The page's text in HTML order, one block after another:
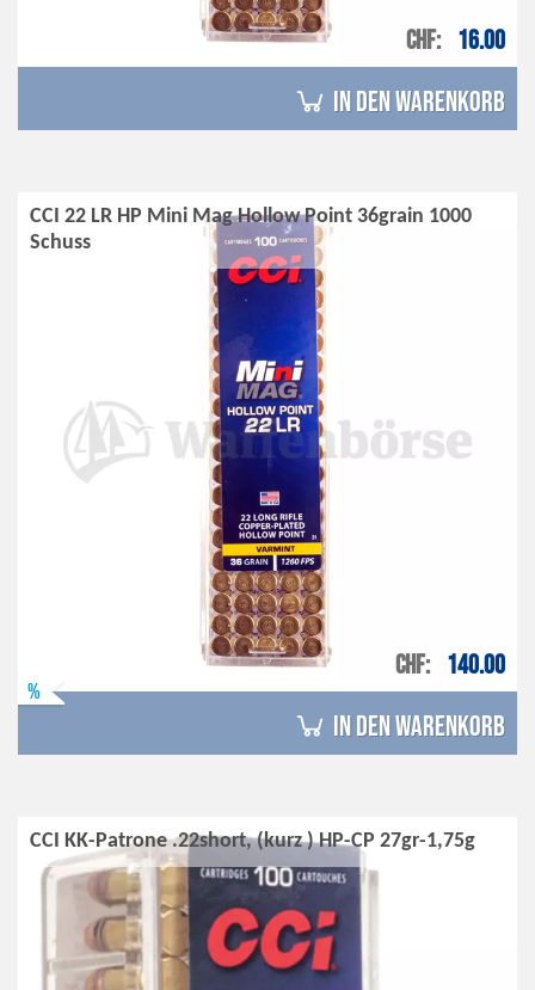
CHF 16.00
in den Warenkorb
%
CCI 22 LR HP Mini Mag Hollow Point 36grain 1000
Schuss
CHF 140.00
in den Warenkorb
CCI KK-Patrone .22short, (kurz ) HP-CP 27gr-1,75g